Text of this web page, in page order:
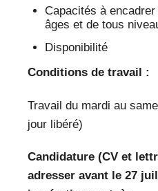
Capacités à
âges et de tous
Disponibilité
Conditions de travail :
Travail du mardi au
jour libéré)
Candidature (CV et
adresser avant le 27